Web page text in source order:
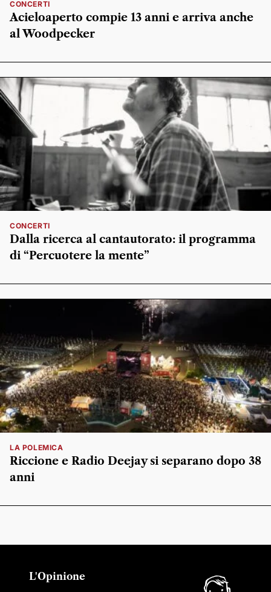
CONCERTI
Acieloaperto compie 13 anni e arriva anche
al Woodpecker
CONCERTI
Dalla ricerca al cantautorato: il programma
di “Percuotere la mente”
LA POLEMICA
Riccione e Radio Deejay si separano dopo 38
anni
L'Opinione